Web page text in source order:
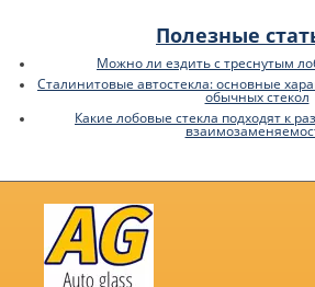
Полезные
Можно ли ездить с треснутым
Сталинитовые автостекла: основные
обычных стекол
Какие лобовые стекла подходят к